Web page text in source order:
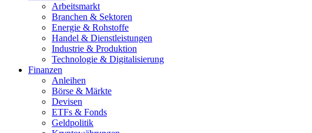
Arbeitsmarkt
Branchen & Sektoren
Energie & Rohstoffe
Handel & Dienstleistungen
Industrie & Produktion
Technologie & Digitalisierung
Finanzen
Anleihen
Börse & Märkte
Devisen
ETFs & Fonds
Geldpolitik